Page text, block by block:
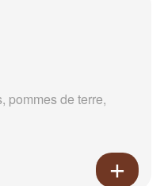
pommes de terre,